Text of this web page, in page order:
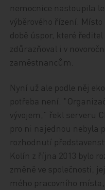
nemocnice nastoupila
výběrového řízení.
době úspor, které
zdůrazňoval i v
zaměstnancům.
Nyní už ale podle něj
potřeba není.
vývojem," řekl serveru
pro ni najednou nebyla
rozhodnutí
Kolín z října 2013 bylo
změně ve společnosti,
mého pracovního